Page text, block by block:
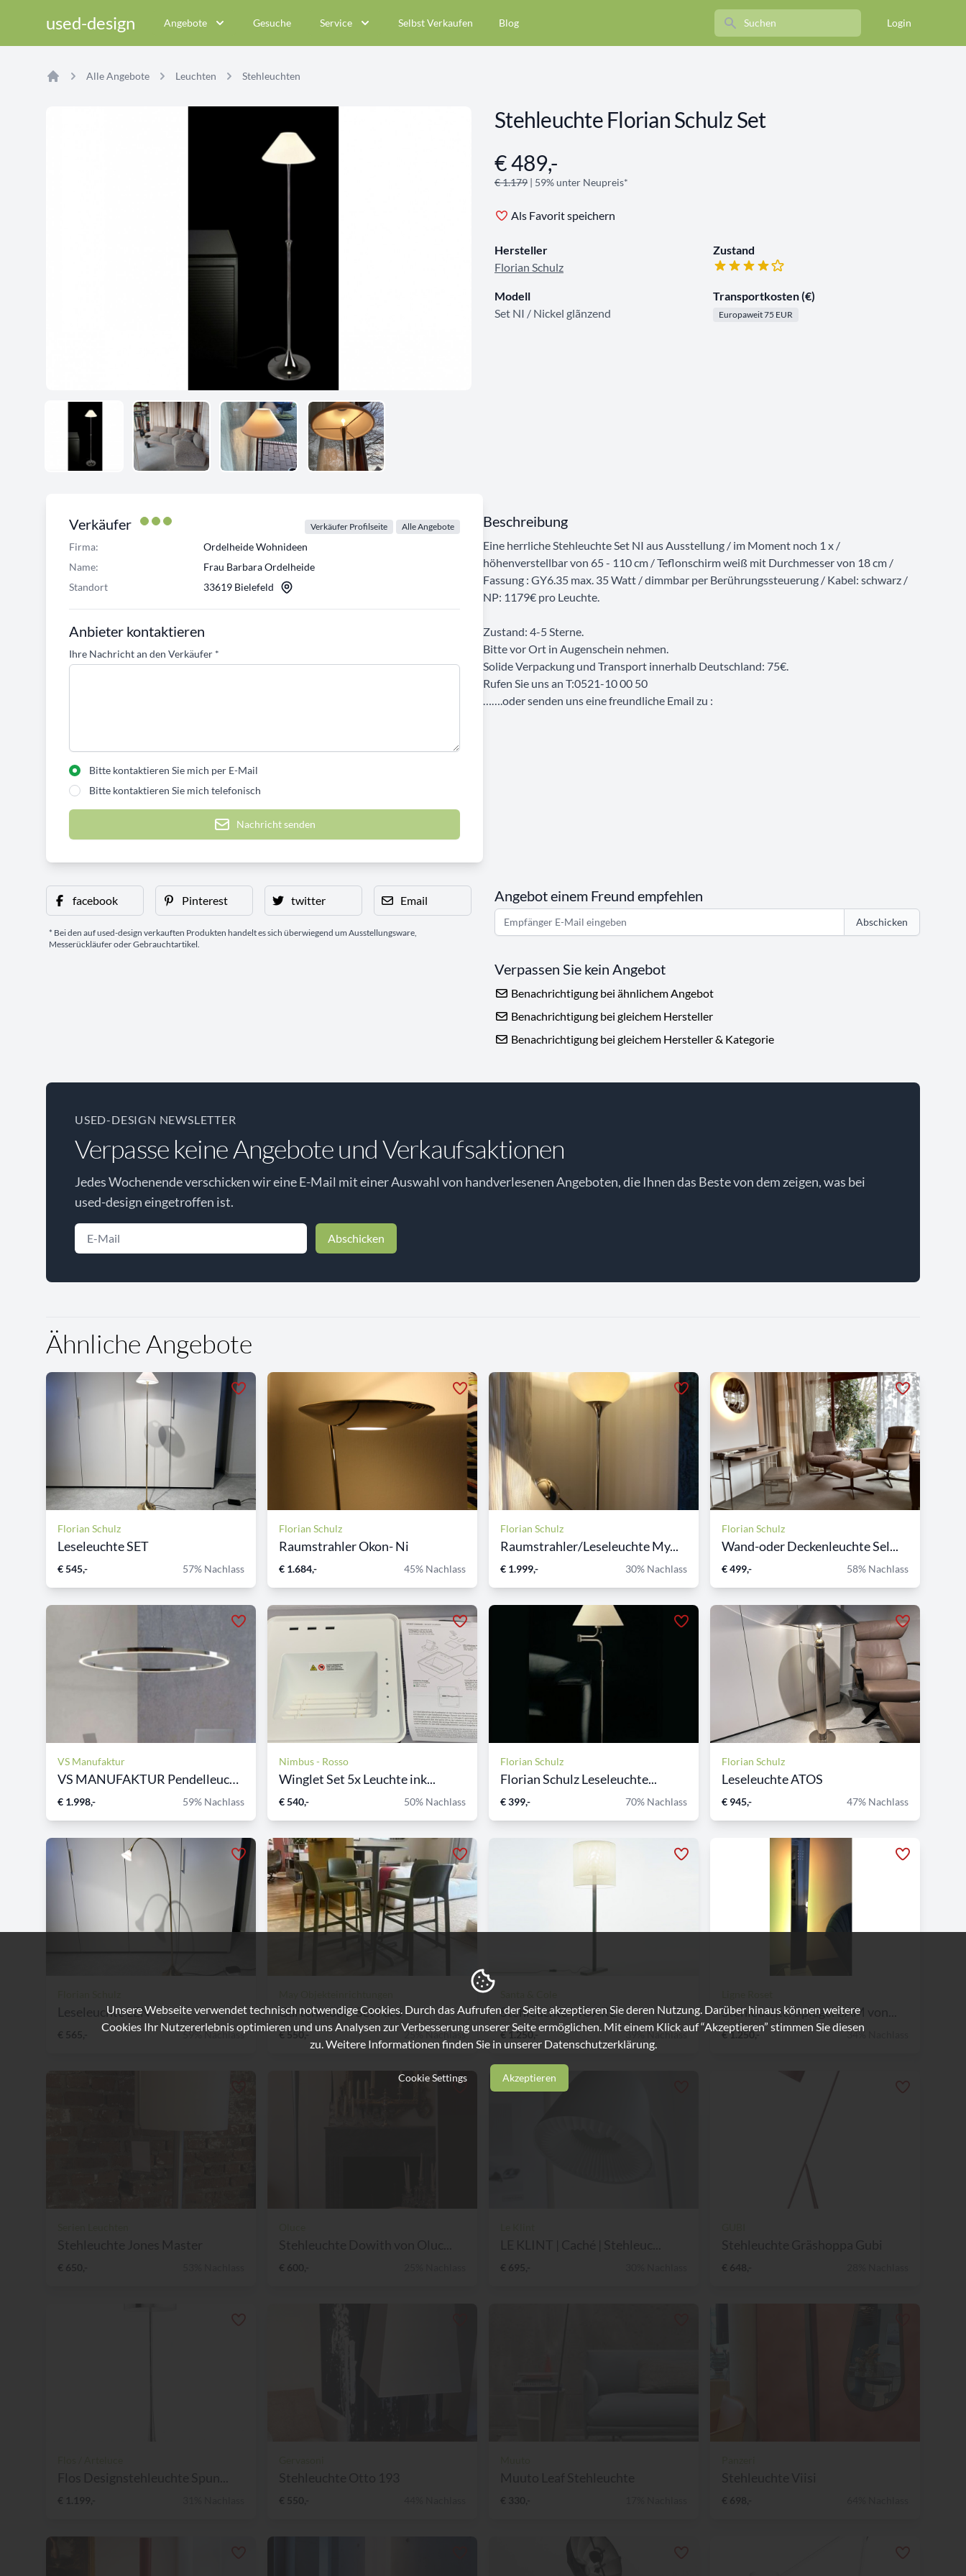
used-design Angebote Gesuche Service Selbst Verkaufen Blog Search Login
Alle Angebote Leuchten Stehleuchten
Stehleuchte Florian Schulz Set
Angebotsinformationen
€ 489,-
€ 1.179 | 59% unter Neupreis*
Als Favorit speichern
Hersteller
Florian Schulz
Zustand
Modell
Set NI / Nickel glãnzend
Transportkosten (€)
Europaweit 75 EUR
Verkäufer Verkäufer Profilseite Alle Angebote
Firma:
Ordelheide Wohnideen
Name:
Frau Barbara Ordelheide
Standort
33619 Bielefeld
Anbieter kontaktieren
Ihre Nachricht an den Verkäufer *
Bitte kontaktieren Sie mich per E-Mail
Bitte kontaktieren Sie mich telefonisch
Nachricht senden
Beschreibung
Eine herrliche Stehleuchte Set NI aus Ausstellung / im Moment noch 1 x /
höhenverstellbar von 65 - 110 cm / Teflonschirm weiß mit Durchmesser von 18 cm /
Fassung : GY6.35 max. 35 Watt / dimmbar per Berührungssteuerung / Kabel: schwarz /
NP: 1179€ pro Leuchte.
Zustand: 4-5 Sterne.
Bitte vor Ort in Augenschein nehmen.
Solide Verpackung und Transport innerhalb Deutschland: 75€.
Rufen Sie uns an T:0521-10 00 50
…….oder senden uns eine freundliche Email zu :
facebook Pinterest twitter Email
* Bei den auf used-design verkauften Produkten handelt es sich überwiegend um Ausstellungsware,
Messerückläufer oder Gebrauchtartikel.
Angebot einem Freund empfehlen
Abschicken
Verpassen Sie kein Angebot
Benachrichtigung bei ähnlichem Angebot
Benachrichtigung bei gleichem Hersteller
Benachrichtigung bei gleichem Hersteller & Kategorie
USED-DESIGN NEWSLETTER
Verpasse keine Angebote und Verkaufsaktionen
Jedes Wochenende verschicken wir eine E-Mail mit einer Auswahl von handverlesenen Angeboten, die Ihnen das Beste von dem zeigen, was bei
used-design eingetroffen ist.
Abschicken
Ähnliche Angebote
Florian Schulz
Leseleuchte SET
€ 545,- 57% Nachlass
Florian Schulz
Raumstrahler Okon- Ni
€ 1.684,- 45% Nachlass
Florian Schulz
Raumstrahler/Leseleuchte My...
€ 1.999,- 30% Nachlass
Florian Schulz
Wand-oder Deckenleuchte Sel...
€ 499,- 58% Nachlass
VS Manufaktur
VS MANUFAKTUR Pendelleuchte...
€ 1.998,- 59% Nachlass
Nimbus - Rosso
Winglet Set 5x Leuchte ink...
€ 540,- 50% Nachlass
Florian Schulz
Florian Schulz Leseleuchte...
€ 399,- 70% Nachlass
Florian Schulz
Leseleuchte ATOS
€ 945,- 47% Nachlass
Leseleuchte LEN
€ 565,- 59% Nachlass
Gartenmöbel Set Faro
€ 550,- 25% Nachlass
Stehleuchte MOARE
€ 1.250,- 39% Nachlass
Stehleuchte/Spiegel SAM von...
€ 1.250,- 34% Nachlass
Unsere Webseite verwendet technisch notwendige Cookies. Durch das Aufrufen der Seite akzeptieren Sie deren Nutzung. Darüber hinaus können weitere
Cookies Ihr Nutzererlebnis optimieren und uns Analysen zur Verbesserung unserer Seite ermöglichen. Mit einem Klick auf “Akzeptieren” stimmen Sie diesen
zu. Weitere Informationen finden Sie in unserer Datenschutzerklärung.
Cookie Settings Akzeptieren